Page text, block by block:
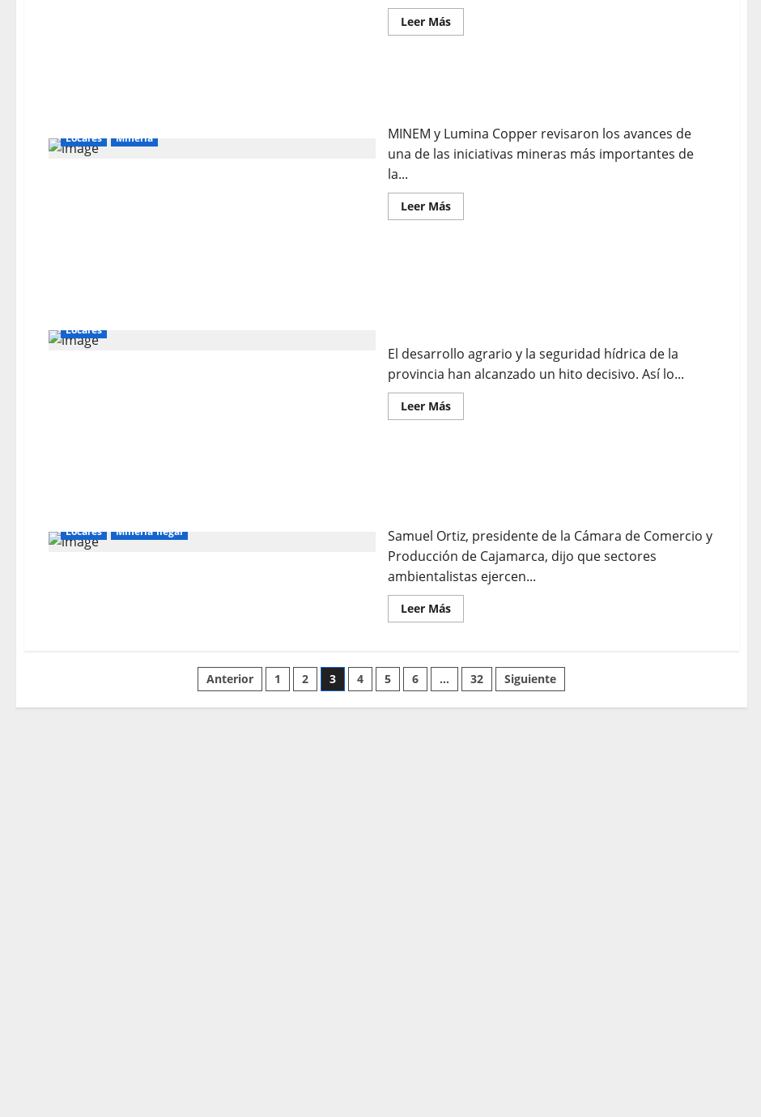
Leer Más
Locales Mineria
MINEM y Lumina Copper revisaron los avances de
una de las iniciativas mineras más importantes de
la...
Leer Más
Locales
El desarrollo agrario y la seguridad hídrica de la
provincia han alcanzado un hito decisivo. Así lo...
Leer Más
Locales Mineria Ilegal
Samuel Ortiz, presidente de la Cámara de Comercio y
Producción de Cajamarca, dijo que sectores
ambientalistas ejercen...
Leer Más
Anterior 1 2 3 4 5 6 … 32 Siguiente